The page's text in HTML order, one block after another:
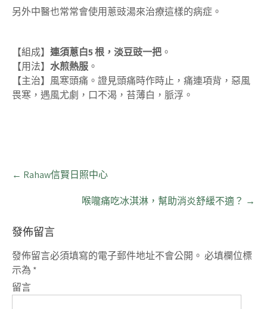
另外中醫也常常會使用蔥豉湯來治療這樣的病症。
【組成】 連須蔥白5 根，淡豆豉一把 。
【用法】 水煎熱服 。
【主治】風寒頭痛。證見頭痛時作時止，痛連項背，惡風
畏寒，遇風尤劇，口不渴，苔薄白，脈浮。
o
a
v
i
g
a
t
← Rahaw信賢日照中心
喉嚨痛吃冰淇淋，幫助消炎舒緩不適？ →
發佈留言
發佈留言必須填寫的電子郵件地址不會公開。 必填欄位標
示為 *
留言